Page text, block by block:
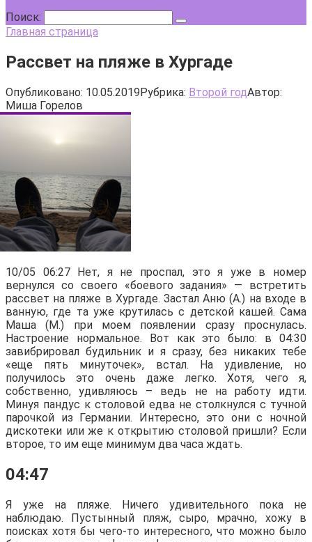
Поиск:
Главная страница
Рассвет на пляже в Хургаде
Опубликовано: 10.05.2019Рубрика: Второй годАвтор:
Миша Горелов
10/05 06:27 Нет, я не проспал, это я уже в номер
вернулся со своего «боевого задания» — встретить
рассвет на пляже в Хургаде. Застал Аню (А.) на входе в
ванную, где та уже крутилась с детской кашей. Сама
Маша (М.) при моем появлении сразу проснулась.
Настроение нормальное. Вот как это было: в 04:30
завибрировал будильник и я сразу, без никаких тебе
«еще пять минуточек», встал. На удивление, но
получилось это очень даже легко. Хотя, чего я,
собственно, удивляюсь – ведь не на работу идти.
Минуя пандус к столовой едва не столкнулся с тучной
парочкой из Германии. Интересно, это они с ночной
дискотеки или же к открытию столовой пришли? Если
второе, то им еще минимум два часа ждать.
04:47
Я уже на пляже. Ничего удивительного пока не
наблюдаю. Пустынный пляж, сыро, мрачно, хожу в
поисках хотя бы чего-то интересного, что можно было